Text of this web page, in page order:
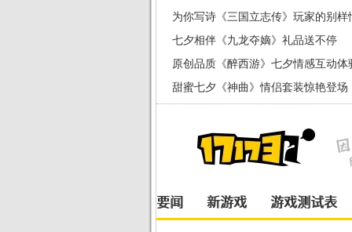
为你写诗《三国立志传》玩家的别样
七夕相伴《九龙夺嫡》礼品送不停
原创品质《醉西游》七夕情感互动体
光
甜蜜七夕《神曲》情侣套装惊艳登场